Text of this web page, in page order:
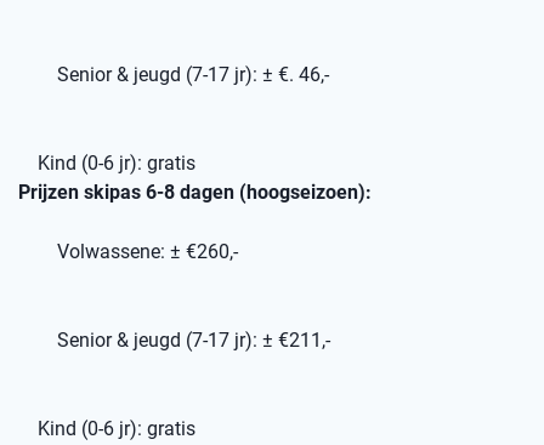
Senior & jeugd (7-17 jr): ± €. 46,-
Kind (0-6 jr): gratis
Prijzen skipas 6-8 dagen (hoogseizoen):
Volwassene: ± €260,-
Senior & jeugd (7-17 jr): ± €211,-
Kind (0-6 jr): gratis